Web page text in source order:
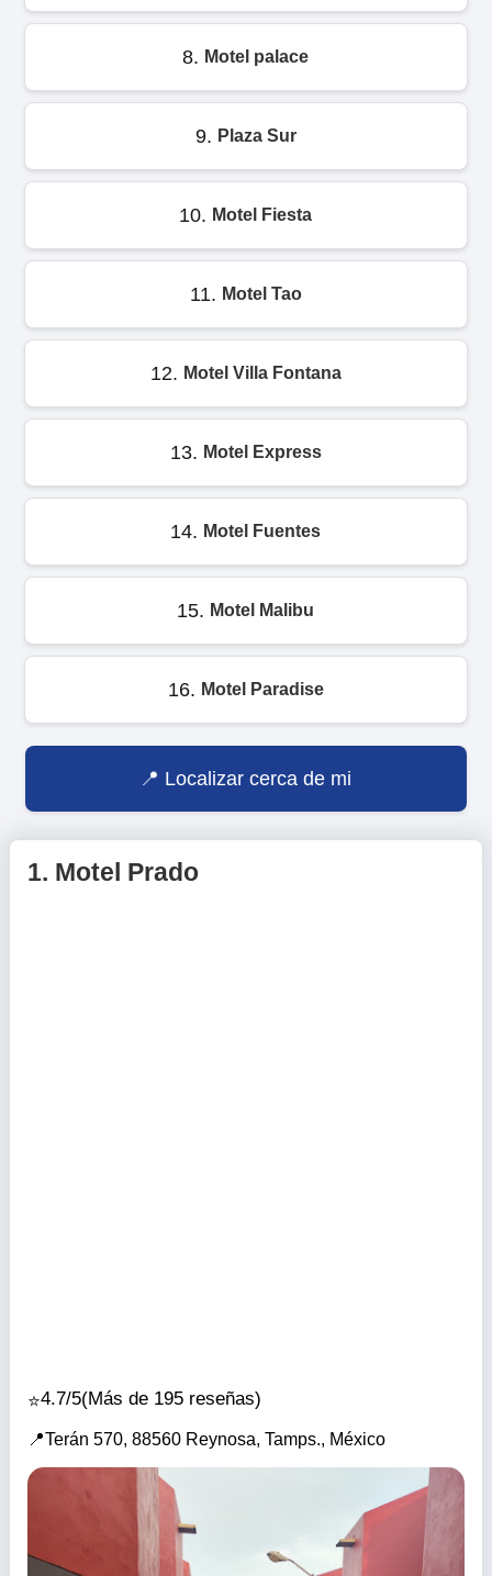
8. Motel palace
9. Plaza Sur
10. Motel Fiesta
11. Motel Tao
12. Motel Villa Fontana
13. Motel Express
14. Motel Fuentes
15. Motel Malibu
16. Motel Paradise
Localizar cerca de mi
1. Motel Prado
4.7/5(Más de 195 reseñas)
Terán 570, 88560 Reynosa, Tamps., México